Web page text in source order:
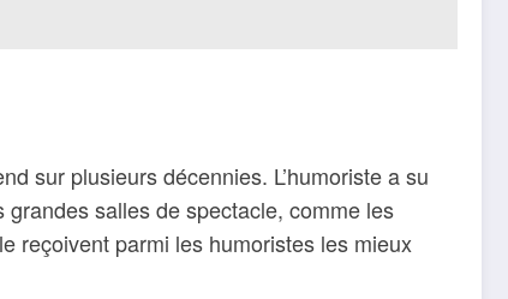
sur plusieurs décennies. L’humoriste a su
salles de spectacle, comme les
reçoivent parmi les humoristes les mieux